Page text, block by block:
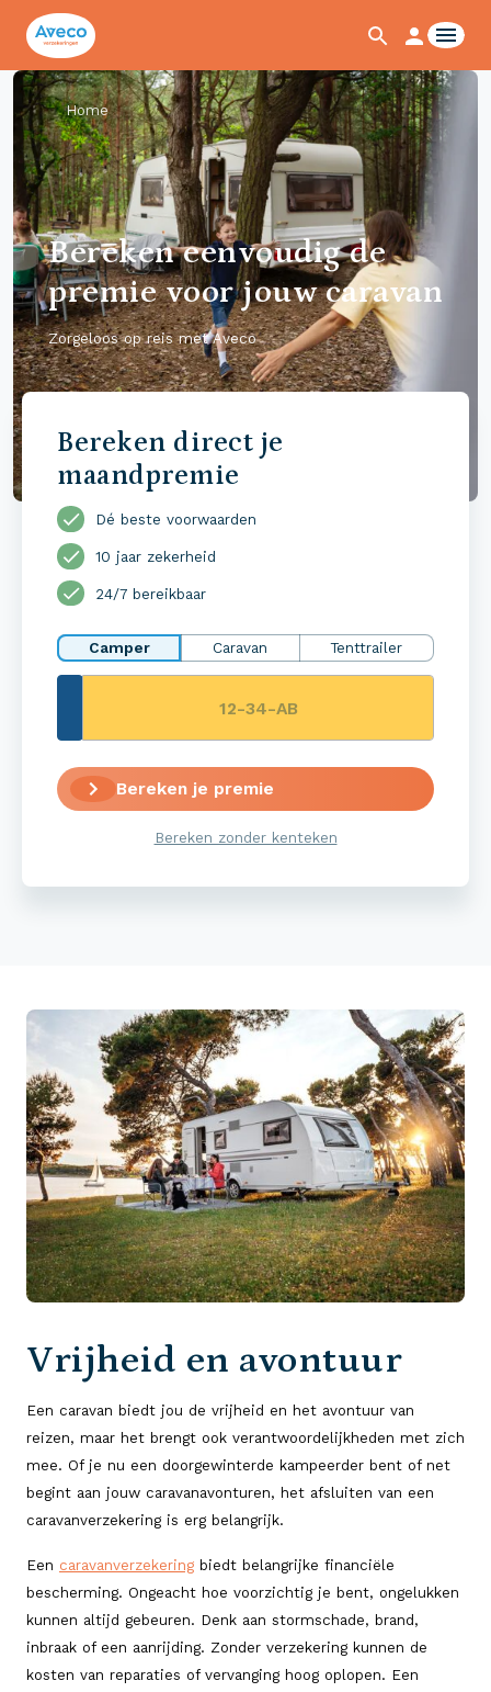
Home
Bereken eenvoudig de
premie voor jouw caravan
Zorgeloos op reis met Aveco
Bereken direct je
maandpremie
Dé beste voorwaarden
10 jaar zekerheid
24/7 bereikbaar
Camper Caravan Tenttrailer
Bereken je premie
Bereken zonder kenteken
Vrijheid en avontuur
Een caravan biedt jou de vrijheid en het avontuur van
reizen, maar het brengt ook verantwoordelijkheden met zich
mee. Of je nu een doorgewinterde kampeerder bent of net
begint aan jouw caravanavonturen, het afsluiten van een
caravanverzekering is erg belangrijk.
Een caravanverzekering biedt belangrijke financiële
bescherming. Ongeacht hoe voorzichtig je bent, ongelukken
kunnen altijd gebeuren. Denk aan stormschade, brand,
inbraak of een aanrijding. Zonder verzekering kunnen de
kosten van reparaties of vervanging hoog oplopen. Een